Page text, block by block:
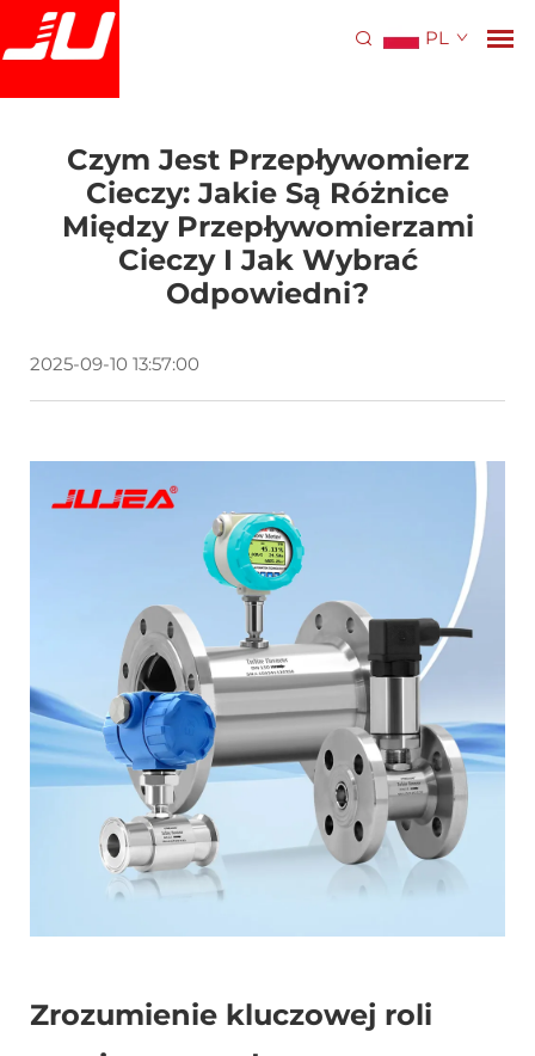
PL
Czym Jest Przepływomierz
Cieczy: Jakie Są Różnice
Między Przepływomierzami
Cieczy I Jak Wybrać
Odpowiedni?
2025-09-10 13:57:00
Zrozumienie kluczowej roli